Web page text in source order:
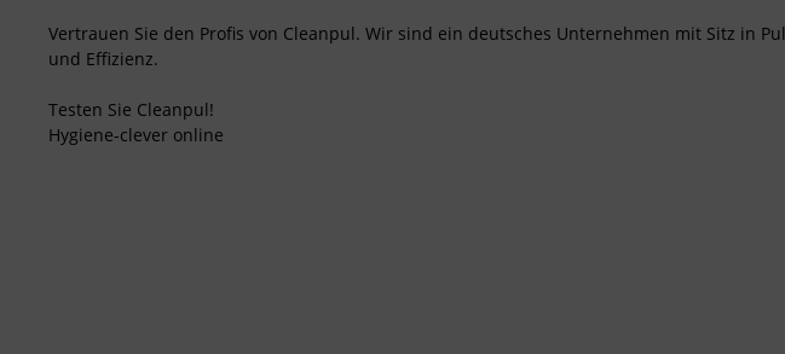
Vertrauen Sie den Profis von Cleanpul. Wir sind ein deutsches Unternehmen mit Sitz in
und Effizienz.
Testen Sie Cleanpul!
Hygiene-clever online